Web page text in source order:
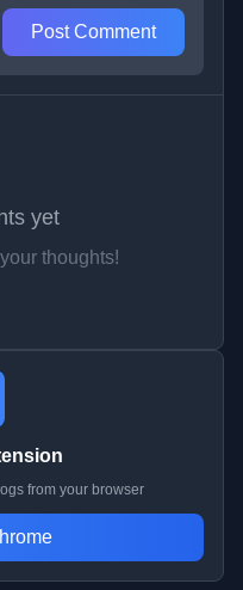
Post Comment
yet
thoughts!
from your browser